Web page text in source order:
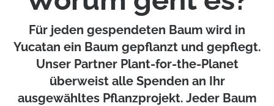
Für jeden gespendeten Baum wird in
Yucatan ein Baum gepflanzt und gepflegt.
Unser Partner Plant-for-the-Planet
überweist alle Spenden an Ihr
ausgewähltes Pflanzprojekt. Jeder Baum